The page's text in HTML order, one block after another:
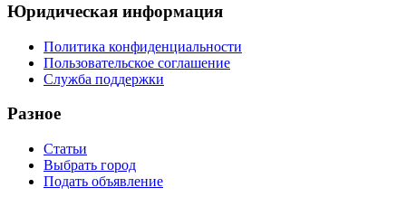
Юридическая информация
Политика конфиденциальности
Пользовательское соглашение
Служба поддержки
Разное
Статьи
Выбрать город
Подать объявление